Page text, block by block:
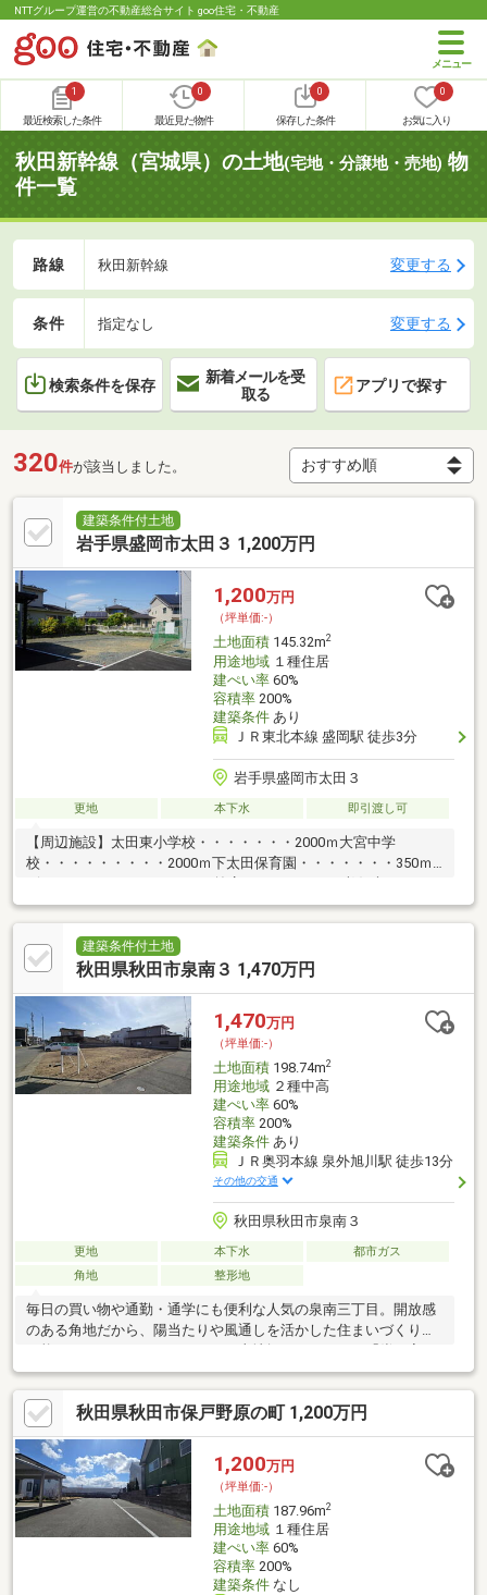
NTTグループ運営の不動産総合サイト goo住宅・不動産
1
最近検索した条件
0
最近見た物件
0
保存した条件
0
お気に入り
秋田新幹線（宮城県）の土地(宅地・分譲地・売地) 物
件一覧
路線 秋田新幹線 変更する
条件 指定なし 変更する
検索条件を保存
新着メールを受
取る
アプリで探す
320件が該当しました。
建築条件付土地
岩手県盛岡市太田３ 1,200万円
1,200万円
（坪単価:-）
土地面積145.32m2
用途地域１種住居
建ぺい率60%
容積率200%
建築条件あり
ＪＲ東北本線 盛岡駅 徒歩3分
岩手県盛岡市太田３
更地 本下水 即引渡し可
【周辺施設】太田東小学校・・・・・・・2000ｍ大宮中学
校・・・・・・・・・2000ｍ下太田保育園・・・・・・・350ｍ
ビックハウス アイスアリーナ前店・・・・1100ｍ孝仁病
院・・・・・・・・・・・750ｍ盛岡
駅・・・・・・・・・・・・・2100ｍ
建築条件付土地
秋田県秋田市泉南３ 1,470万円
1,470万円
（坪単価:-）
土地面積198.74m2
用途地域２種中高
建ぺい率60%
容積率200%
建築条件あり
ＪＲ奥羽本線 泉外旭川駅 徒歩13分
その他の交通
秋田県秋田市泉南３
更地 本下水
都市ガス
角地
整形地
毎日の買い物や通勤・通学にも便利な人気の泉南三丁目。開放感
のある角地だから、陽当たりや風通しを活かした住まいづくりが
による快適な住環境や資金計画までまとめてご提案。家を建てた
後も「この土地で良かった」と思える暮らしをご一緒に考えま
す。
秋田県秋田市保戸野原の町 1,200万円
1,200万円
（坪単価:-）
土地面積187.96m2
用途地域１種住居
建ぺい率60%
容積率200%
建築条件なし